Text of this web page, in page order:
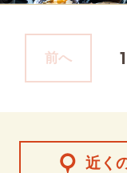
前へ 1
近く